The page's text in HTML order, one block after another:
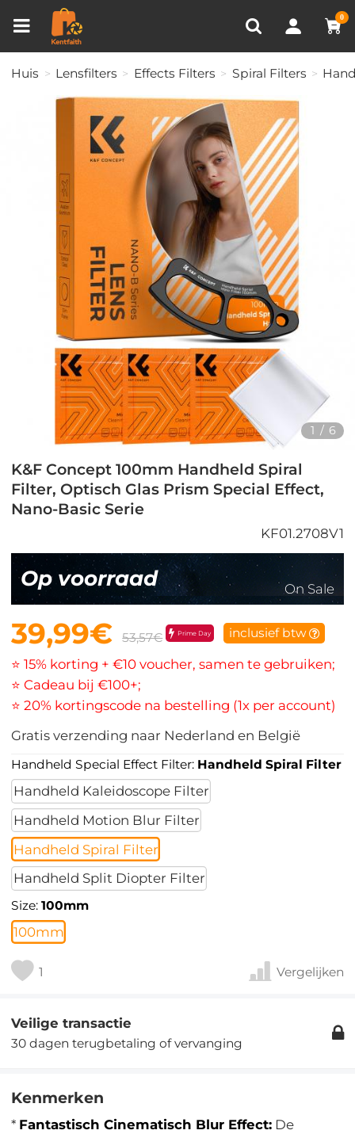
0
RECENT BEKEKEN
Huis Lensfilters Effects Filters Spiral Filters
1 / 6
K&F Concept 100mm Handheld Spiral
Filter, Optisch Glas Prism Special Effect,
Nano-Basic Serie
KF01.2708V1
Op voorraad On Sale
39,99€ 53,57€ Prime Day inclusief btw
⭐ 15% korting + €10 voucher, samen te gebruiken;
⭐ Cadeau bij €100+;
⭐ 20% kortingscode na bestelling (1x per account)
Gratis verzending naar Nederland en België
Handheld Special Effect Filter: Handheld Spiral Filter
Handheld Kaleidoscope Filter
Handheld Motion Blur Filter
Handheld Spiral Filter
Handheld Split Diopter Filter
Size:100mm
100mm
1 Vergelijken
Veilige transactie
30 dagen terugbetaling of vervanging
Kenmerken
* Fantastisch Cinematisch Blur Effect: De